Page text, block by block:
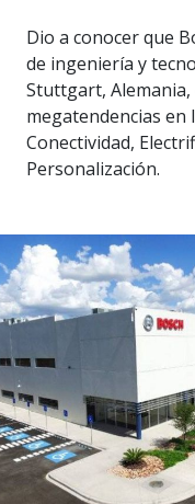
Dio a conocer que
de ingeniería y
Stuttgart,
megatendencias
Conectividad,
Personalización.